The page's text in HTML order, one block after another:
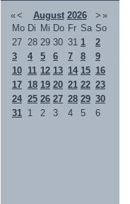
«< August 2026 > »
Mo Di Mi Do Fr Sa So
27 28 29 30 31 1
2
3
4 5 6 7 8
9
10 11 12 13 14 15 16
17 18 19 20 21 22 23
24 25 26 27 28 29 30
31 1 2 3 4 5 6